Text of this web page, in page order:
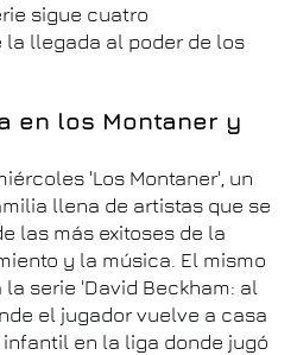
sigue cuatro
la llegada al poder de los
en los Montaner y
'Los Montaner', un
llena de artistas que se
las más exitoses de la
y la música. El mismo
serie 'David Beckham: al
el jugador vuelve a casa
en la liga donde jugó